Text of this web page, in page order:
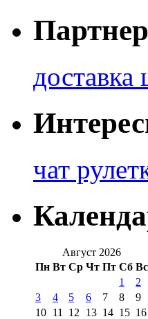
доставка
чат
Август 2026
Пн Вт Ср Чт Пт Сб Вс
1
2
3
4 5 6 7 8
9
10 11 12 13 14 15 16